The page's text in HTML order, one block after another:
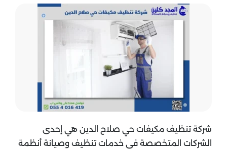
شركة تنظيف مكيفات حي صلاح الدين هي إحدى
الشركات المتخصصة في خدمات تنظيف وصيانة أنظمة